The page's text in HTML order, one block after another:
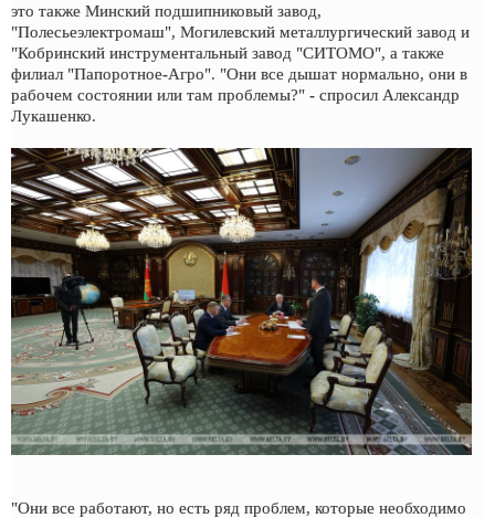
это также Минский подшипниковый завод,
"Полесьеэлектромаш", Могилевский металлургический завод и
"Кобринский инструментальный завод "СИТОМО", а также
филиал "Папоротное-Агро". "Они все дышат нормально, они в
рабочем состоянии или там проблемы?" - спросил Александр
Лукашенко.
"Они все работают, но есть ряд проблем, которые необходимо